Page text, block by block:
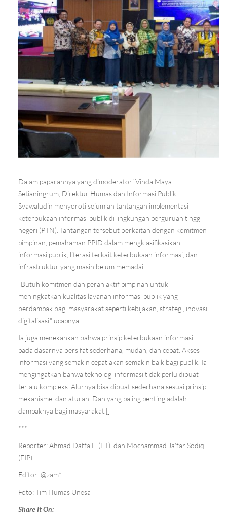
Dalam paparannya yang dimoderatori Vinda Maya
Setianingrum, Direktur Humas dan Informasi Publik,
Syawaludin menyoroti sejumlah tantangan implementasi
keterbukaan informasi publik di lingkungan perguruan tinggi
negeri (PTN). Tantangan tersebut berkaitan dengan komitmen
pimpinan, pemahaman PPID dalam mengklasifikasikan
informasi publik, literasi terkait keterbukaan informasi, dan
infrastruktur yang masih belum memadai.
"Butuh komitmen dan peran aktif pimpinan untuk
meningkatkan kualitas layanan informasi publik yang
berdampak bagi masyarakat seperti kebijakan, strategi, inovasi
digitalisasi," ucapnya.
Ia juga menekankan bahwa prinsip keterbukaan informasi
pada dasarnya bersifat sederhana, mudah, dan cepat. Akses
informasi yang semakin cepat akan semakin baik bagi publik. Ia
mengingatkan bahwa teknologi informasi tidak perlu dibuat
terlalu kompleks. Alurnya bisa dibuat sederhana sesuai prinsip,
mekanisme, dan aturan. Dan yang paling penting adalah
dampaknya bagi masyarakat.[]
***
Reporter: Ahmad Daffa F. (FT), dan Mochammad Ja'far Sodiq
(FIP)
Editor: @zam*
Foto: Tim Humas Unesa
Share It On: